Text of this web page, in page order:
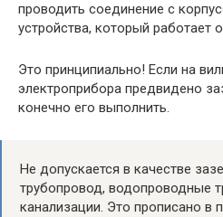
проводить соединение с
устройства, который работает
Это принципиально! Если на
электроприбора предвидено
конечно его выполнить.
Не допускается в качестве
трубопровод, водопроводные
канализации. Это прописано в